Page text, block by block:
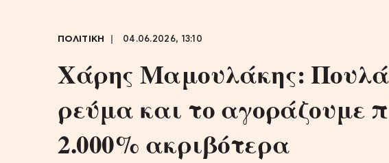
ΠΟΛΙΤΙΚΗ 04.06.2026, 13:10
Χάρης Μαμουλάκης:
ρεύμα και το αγοράζουμε
2.000% ακριβότερα